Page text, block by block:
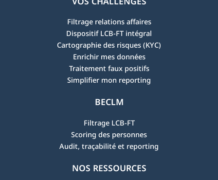
Filtrage relations affaires
Dispositif LCB-FT intégral
Cartographie des risques (KYC)
Enrichir mes données
Traitement faux positifs
Simplifier mon reporting
BECLM
Filtrage LCB-FT
Scoring des personnes
Audit, traçabilité et reporting
NOS RESSOURCES